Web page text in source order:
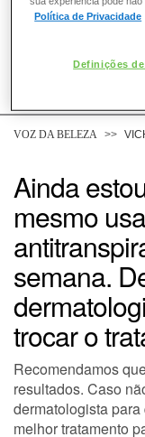
COMO POSSO
DESODORANTE
DERMACLUB
CONSULTORIA DE
VOZ DA BELEZA
Ainda
mesmo
semana.
trocar o
Recomendamos
resultados. Caso
dermatologista
melhor tratamento
Política de Privacidade
Definições